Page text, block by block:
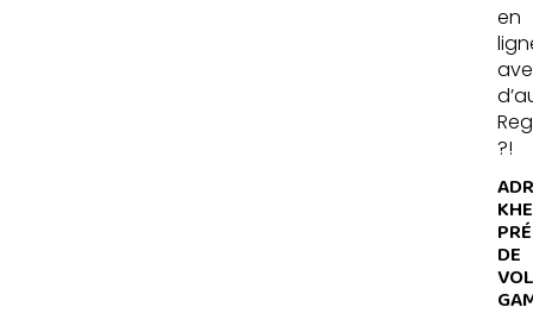
en
?!
DE